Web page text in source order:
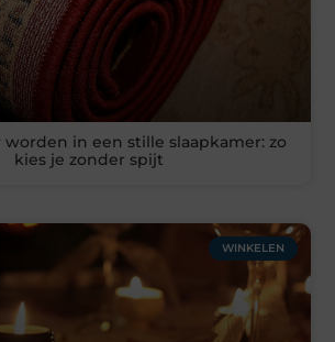
in een stille slaapkamer: zo
kies je zonder spijt
WINKELEN